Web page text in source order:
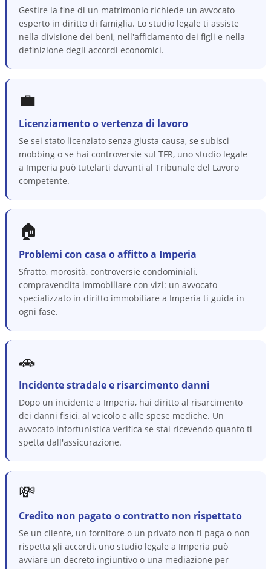
Gestire la fine di un matrimonio richiede un avvocato
esperto in diritto di famiglia. Lo studio legale ti assiste
nella divisione dei beni, nell'affidamento dei figli e nella
definizione degli accordi economici.
💼
Licenziamento o vertenza di lavoro
Se sei stato licenziato senza giusta causa, se subisci
mobbing o se hai controversie sul TFR, uno studio legale
a Imperia può tutelarti davanti al Tribunale del Lavoro
competente.
🏠
Problemi con casa o affitto a Imperia
Sfratto, morosità, controversie condominiali,
compravendita immobiliare con vizi: un avvocato
specializzato in diritto immobiliare a Imperia ti guida in
ogni fase.
🚗
Incidente stradale e risarcimento danni
Dopo un incidente a Imperia, hai diritto al risarcimento
dei danni fisici, al veicolo e alle spese mediche. Un
avvocato infortunistica verifica se stai ricevendo quanto ti
spetta dall'assicurazione.
💸
Credito non pagato o contratto non rispettato
Se un cliente, un fornitore o un privato non ti paga o non
rispetta gli accordi, uno studio legale a Imperia può
avviare un decreto ingiuntivo o una mediazione per